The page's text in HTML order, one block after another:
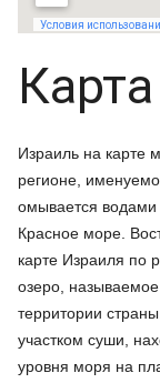
Израиль на карте
регионе,
омывается
Красное море.
карте Израиля по
озеро,
территории
участком суши,
уровня моря на